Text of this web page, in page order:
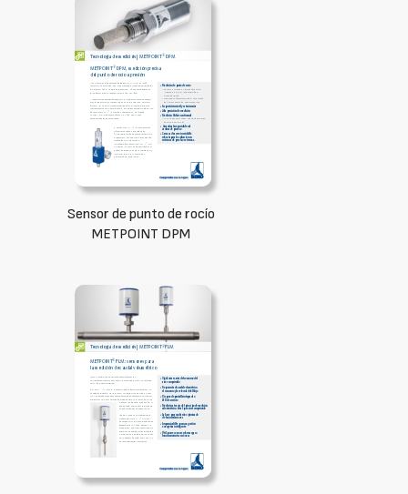
Sensor de punto de rocío
METPOINT DPM